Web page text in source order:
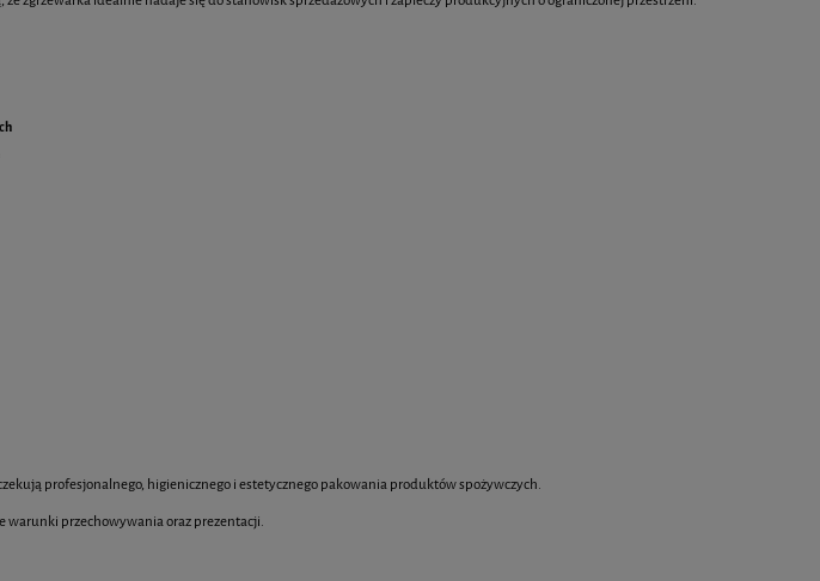
profesjonalnego, higienicznego i estetycznego pakowania produktów spożywczych.
warunki przechowywania oraz prezentacji.